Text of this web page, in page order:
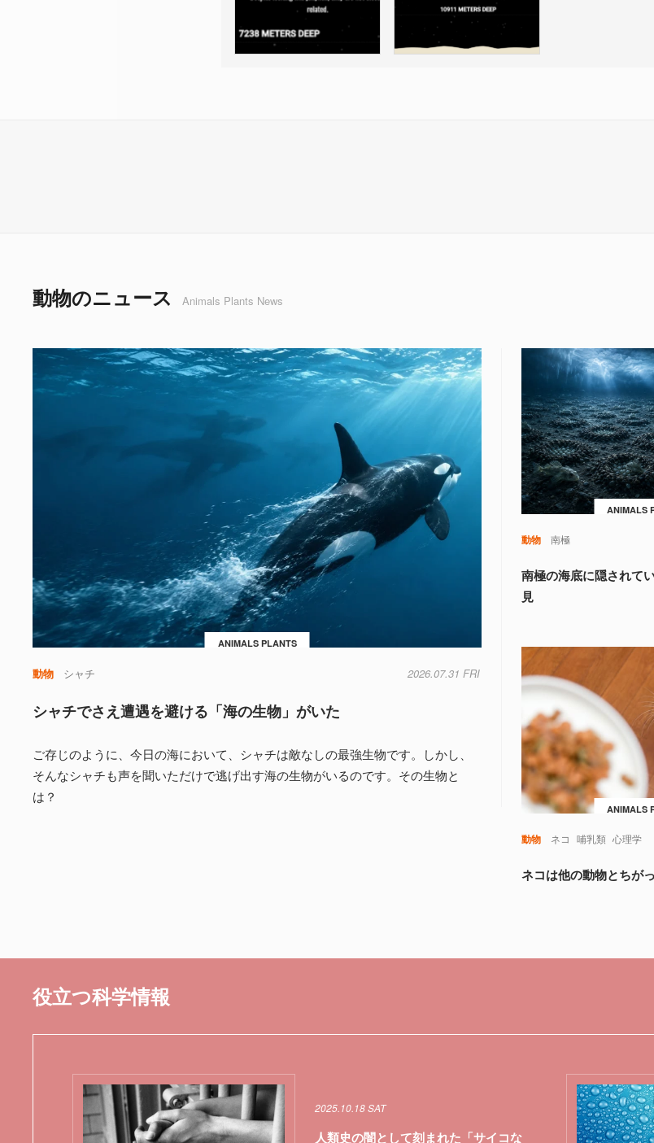
動物のニュース Animals Plants News
ANIMALS PLANTS
動物 シャチ 2026.07.31 FRI
シャチでさえ遭遇を避ける「海の生物」がいた
ご存じのように、今日の海において、シャチは敵なしの最強生物です。しかし、
そんなシャチも声を聞いただけで逃げ出す海の生物がいるのです。その生物と
は？
ANIMALS
動物 南極
南極の海底に隠されて
見
ANIMALS
動物 ネコ 哺乳類 心理学
ネコは他の動物とちが
役立つ科学情報
2025.10.18 SAT
人類史の闇として刻まれた「サイコな